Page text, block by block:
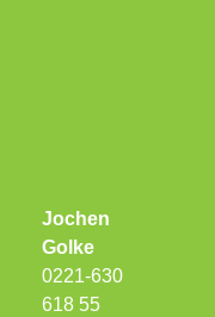
Jochen
Golke
0221-630
618 55